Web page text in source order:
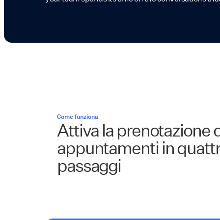
Come funziona
Attiva la prenotazione
appuntamenti in
passaggi